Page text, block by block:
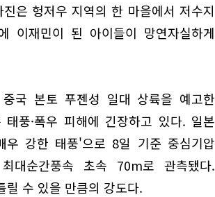
은 헝저우 지역의 한 마을에서 저수지
이재민이 된 아이들이 망연자실하게
국 본토 푸젠성 일대 상륙을 예고한
풍·폭우 피해에 긴장하고 있다. 일본
우 강한 태풍'으로 8일 기준 중심기압
순간풍속 초속 70m로 관측됐다.
릴 수 있을 만큼의 강도다.